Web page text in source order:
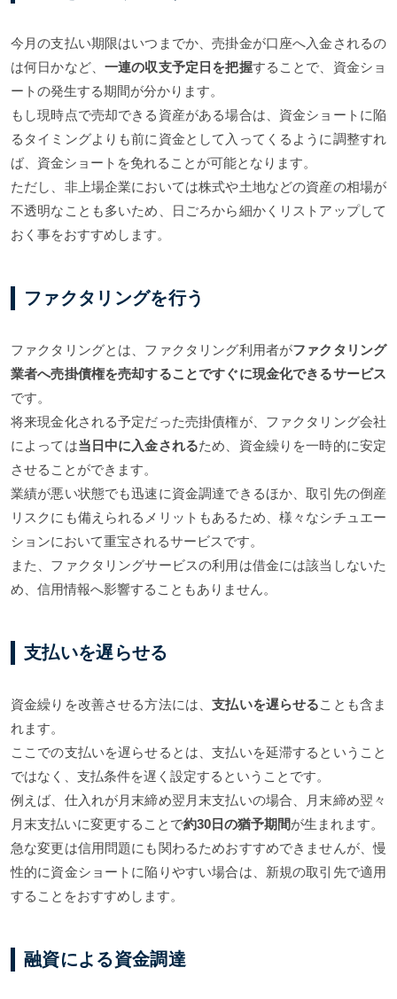
今月の支払い期限はいつまでか、売掛金が口座へ入金されるの
は何日かなど、一連の収支予定日を把握することで、資金ショ
ートの発生する期間が分かります。
もし現時点で売却できる資産がある場合は、資金ショートに陥
るタイミングよりも前に資金として入ってくるように調整すれ
ば、資金ショートを免れることが可能となります。
ただし、非上場企業においては株式や土地などの資産の相場が
不透明なことも多いため、日ごろから細かくリストアップして
おく事をおすすめします。
ファクタリングを行う
ファクタリングとは、ファクタリング利用者がファクタリング
業者へ売掛債権を売却することですぐに現金化できるサービス
です。
将来現金化される予定だった売掛債権が、ファクタリング会社
によっては当日中に入金されるため、資金繰りを一時的に安定
させることができます。
業績が悪い状態でも迅速に資金調達できるほか、取引先の倒産
リスクにも備えられるメリットもあるため、様々なシチュエー
ションにおいて重宝されるサービスです。
また、ファクタリングサービスの利用は借金には該当しないた
め、信用情報へ影響することもありません。
支払いを遅らせる
資金繰りを改善させる方法には、支払いを遅らせることも含ま
れます。
ここでの支払いを遅らせるとは、支払いを延滞するということ
ではなく、支払条件を遅く設定するということです。
例えば、仕入れが月末締め翌月末支払いの場合、月末締め翌々
月末支払いに変更することで約30日の猶予期間が生まれます。
急な変更は信用問題にも関わるためおすすめできませんが、慢
性的に資金ショートに陥りやすい場合は、新規の取引先で適用
することをおすすめします。
融資による資金調達